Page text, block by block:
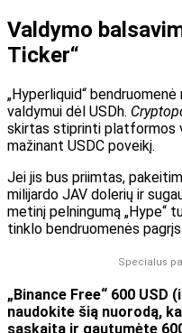
Valdymo
Ticker“
„Hyperliquid“
valdymui dėl USDh.
skirtas stiprinti platformos
mažinant USDC poveikį.
Jei jis bus priimtas,
milijardo JAV dolerių ir
metinį pelningumą „Hype“
tinklo bendruomenės
Specialus
„Binance Free“ 600
naudokite šią nuorodą,
sąskaitą ir gautumėte